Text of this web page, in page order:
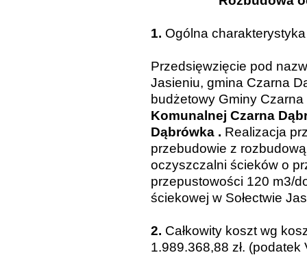
1. Ogólna
Przedsięwzięcie pod
Jasieniu, gmina Czarna
budżetowy Gminy
Komunalnej Czarna
Dąbrówka . Realizacja
przebudowie z
oczyszczalni ścieków o
przepustowości 120 m3/
ściekowej w Sołectwie
2. Całkowity koszt wg
1.989.368,88 zł.